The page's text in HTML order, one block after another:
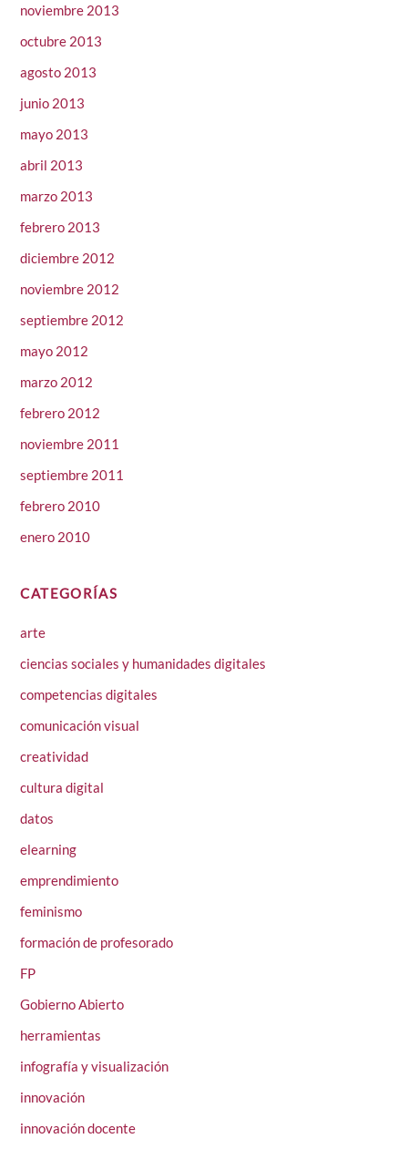
noviembre 2013
octubre 2013
agosto 2013
junio 2013
mayo 2013
abril 2013
marzo 2013
febrero 2013
diciembre 2012
noviembre 2012
septiembre 2012
mayo 2012
marzo 2012
febrero 2012
noviembre 2011
septiembre 2011
febrero 2010
enero 2010
CATEGORÍAS
arte
ciencias sociales y humanidades digitales
competencias digitales
comunicación visual
creatividad
cultura digital
datos
elearning
emprendimiento
feminismo
formación de profesorado
FP
Gobierno Abierto
herramientas
infografía y visualización
innovación
innovación docente